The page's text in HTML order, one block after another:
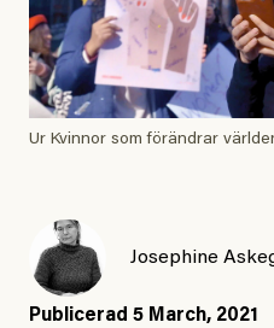
Ur Kvinnor som förändrar
Josephine
Publicerad 5 March, 2021